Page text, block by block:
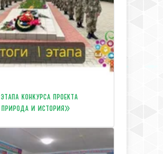
конкурса проекта
и история»